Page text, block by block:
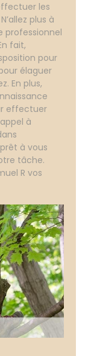
les
plus à
professionnel
fait,
pour
élaguer
En plus,
effectuer
à
à vous
tâche.
R vos